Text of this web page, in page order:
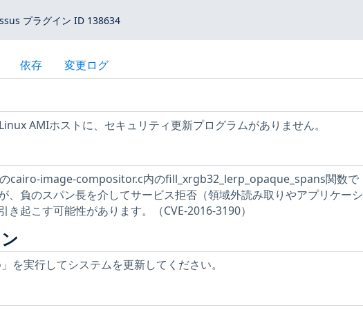
プラグイン ID 138634
依存 変更ログ
AMIホストに、セキュリティ更新プログラムがありません。
cairo-image-compositor.c内のfill_xrgb32_lerp_opaque_spans関数で
、負のスパン長を介してサービス拒否（領域外読み取りやアプリケーシ
き起こす可能性があります。（CVE-2016-3190）
を実行してシステムを更新してください。